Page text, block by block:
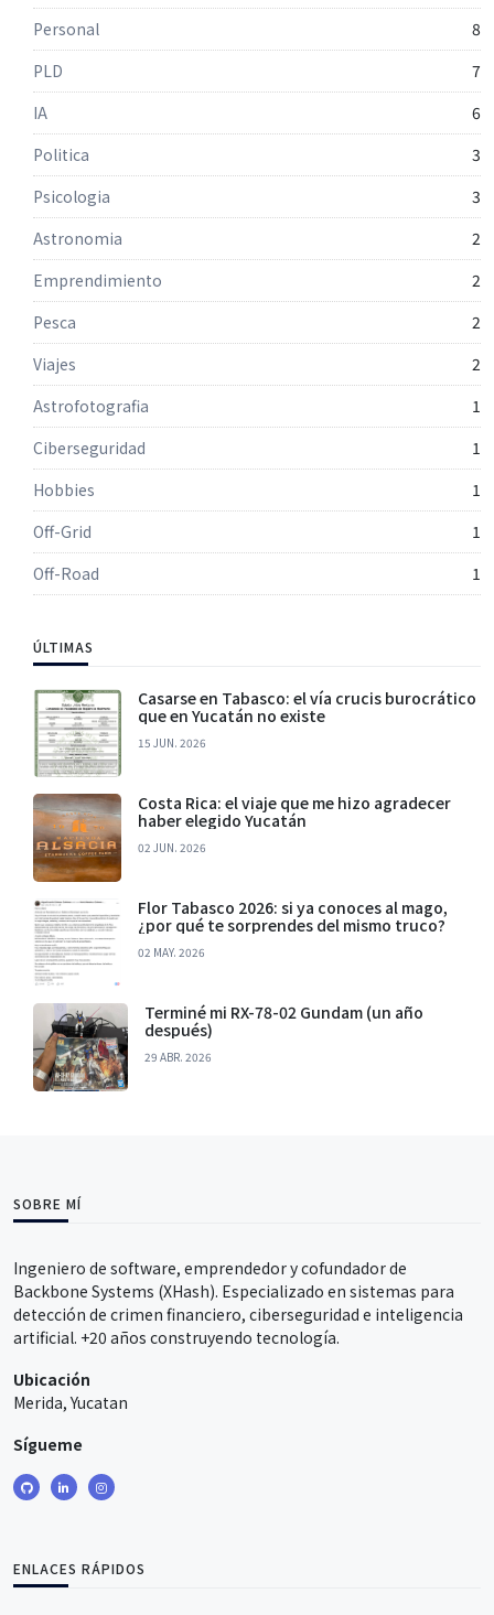
Personal
8
PLD
7
IA
6
Politica
3
Psicologia
3
Astronomia
2
Emprendimiento
2
Pesca
2
Viajes
2
Astrofotografia
1
Ciberseguridad
1
Hobbies
1
Off-Grid
1
Off-Road
1
ÚLTIMAS
Casarse en Tabasco: el vía crucis burocrático
que en Yucatán no existe
15 JUN. 2026
Costa Rica: el viaje que me hizo agradecer
haber elegido Yucatán
02 JUN. 2026
Flor Tabasco 2026: si ya conoces al mago,
¿por qué te sorprendes del mismo truco?
02 MAY. 2026
Terminé mi RX-78-02 Gundam (un año
después)
29 ABR. 2026
SOBRE MÍ
Ingeniero de software, emprendedor y cofundador de
Backbone Systems (XHash). Especializado en sistemas para
detección de crimen financiero, ciberseguridad e inteligencia
artificial. +20 años construyendo tecnología.
Ubicación
Merida, Yucatan
Sígueme
ENLACES RÁPIDOS